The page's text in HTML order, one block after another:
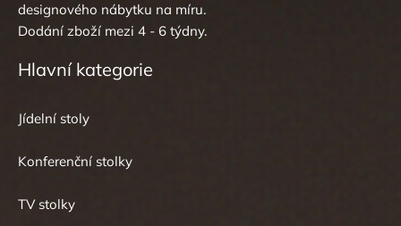
designového nábytku na míru.
Dodání zboží mezi 4 - 6 týdny.
Hlavní kategorie
Jídelní stoly
Konferenční stolky
TV stolky